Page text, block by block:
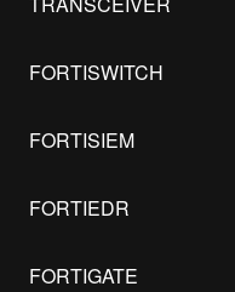
FORTISWITCH
FORTISIEM
FORTIEDR
FORTIGATE